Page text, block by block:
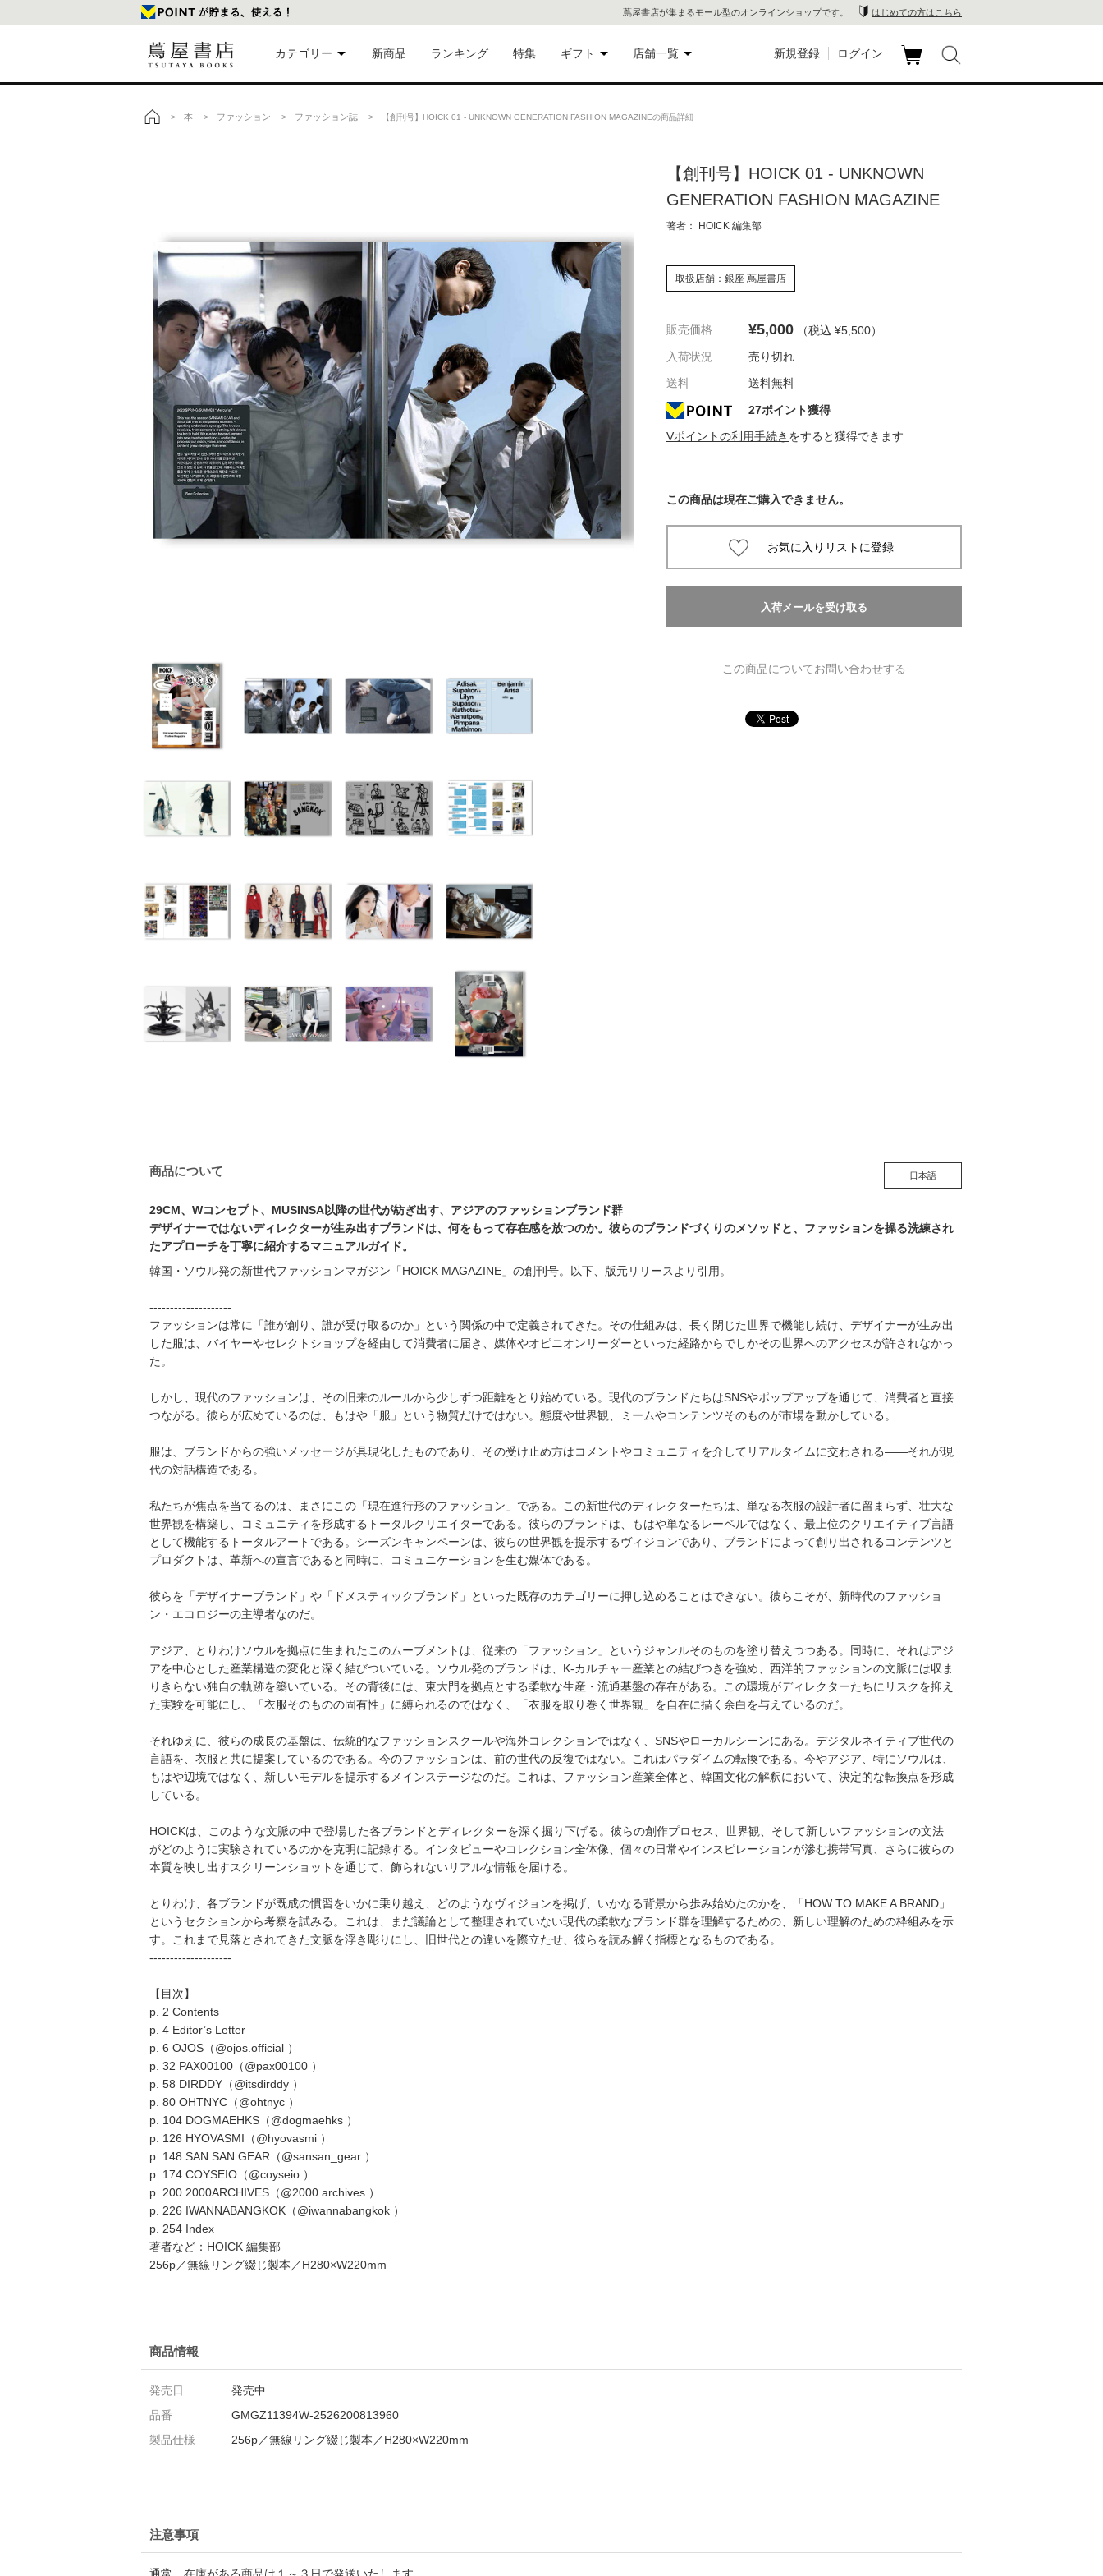
蔦屋書店が集まるモール型のオンラインショップです。 はじめての方はこちら
カテゴリー
美術品
文具
雑貨
家電
食品
新商品 ランキング 特集 ギフト
ギフトにおすすめ
店舗一覧
代官山 蔦
屋書店
書店
六本木 蔦
屋書店
京都 蔦屋
書店
書店
広島 蔦屋
新規登録 ログイン
> 本 > ファッション > ファッション誌 > 【創刊号】HOICK 01 - UNKNOWN GENERATION FASHION MAGAZINEの商品詳細
【創刊号】HOICK 01 - UNKNOWN
GENERATION FASHION MAGAZINE
著者： HOICK 編集部
取扱店舗：銀座 蔦屋書店
販売価格 ¥5,000 （税込 ¥5,500）
入荷状況
売り切れ
送料
送料無料
27ポイント獲得
Vポイントの利用手続き をすると獲得できます
この商品は現在ご購入できません。
この商品についてお問い合わせする
商品について 日本語
29CM、Wコンセプト、MUSINSA以降の世代が紡ぎ出す、アジアのファッションブランド群
デザイナーではないディレクターが生み出すブランドは、何をもって存在感を放つのか。彼らのブランドづくりのメソッドと、ファッションを操る洗練され
たアプローチを丁寧に紹介するマニュアルガイド。
韓国・ソウル発の新世代ファッションマガジン「HOICK MAGAZINE」の創刊号。以下、版元リリースより引用。
--------------------
ファッションは常に「誰が創り、誰が受け取るのか」という関係の中で定義されてきた。その仕組みは、長く閉じた世界で機能し続け、デザイナーが生み出
した服は、バイヤーやセレクトショップを経由して消費者に届き、媒体やオピニオンリーダーといった経路からでしかその世界へのアクセスが許されなかっ
た。
しかし、現代のファッションは、その旧来のルールから少しずつ距離をとり始めている。現代のブランドたちはSNSやポップアップを通じて、消費者と直接
つながる。彼らが広めているのは、もはや「服」という物質だけではない。態度や世界観、ミームやコンテンツそのものが市場を動かしている。
服は、ブランドからの強いメッセージが具現化したものであり、その受け止め方はコメントやコミュニティを介してリアルタイムに交わされる――それが現
代の対話構造である。
私たちが焦点を当てるのは、まさにこの「現在進行形のファッション」である。この新世代のディレクターたちは、単なる衣服の設計者に留まらず、壮大な
世界観を構築し、コミュニティを形成するトータルクリエイターである。彼らのブランドは、もはや単なるレーベルではなく、最上位のクリエイティブ言語
として機能するトータルアートである。シーズンキャンペーンは、彼らの世界観を提示するヴィジョンであり、ブランドによって創り出されるコンテンツと
プロダクトは、革新への宣言であると同時に、コミュニケーションを生む媒体である。
彼らを「デザイナーブランド」や「ドメスティックブランド」といった既存のカテゴリーに押し込めることはできない。彼らこそが、新時代のファッショ
ン・エコロジーの主導者なのだ。
アジア、とりわけソウルを拠点に生まれたこのムーブメントは、従来の「ファッション」というジャンルそのものを塗り替えつつある。同時に、それはアジ
アを中心とした産業構造の変化と深く結びついている。ソウル発のブランドは、K-カルチャー産業との結びつきを強め、西洋的ファッションの文脈には収ま
りきらない独自の軌跡を築いている。その背後には、東大門を拠点とする柔軟な生産・流通基盤の存在がある。この環境がディレクターたちにリスクを抑え
た実験を可能にし、「衣服そのものの固有性」に縛られるのではなく、「衣服を取り巻く世界観」を自在に描く余白を与えているのだ。
それゆえに、彼らの成長の基盤は、伝統的なファッションスクールや海外コレクションではなく、SNSやローカルシーンにある。デジタルネイティブ世代の
言語を、衣服と共に提案しているのである。今のファッションは、前の世代の反復ではない。これはパラダイムの転換である。今やアジア、特にソウルは、
もはや辺境ではなく、新しいモデルを提示するメインステージなのだ。これは、ファッション産業全体と、韓国文化の解釈において、決定的な転換点を形成
している。
HOICKは、このような文脈の中で登場した各ブランドとディレクターを深く掘り下げる。彼らの創作プロセス、世界観、そして新しいファッションの文法
がどのように実験されているのかを克明に記録する。インタビューやコレクション全体像、個々の日常やインスピレーションが滲む携帯写真、さらに彼らの
本質を映し出すスクリーンショットを通じて、飾られないリアルな情報を届ける。
とりわけ、各ブランドが既成の慣習をいかに乗り越え、どのようなヴィジョンを掲げ、いかなる背景から歩み始めたのかを、「HOW TO MAKE A BRAND」
というセクションから考察を試みる。これは、まだ議論として整理されていない現代の柔軟なブランド群を理解するための、新しい理解のための枠組みを示
す。これまで見落とされてきた文脈を浮き彫りにし、旧世代との違いを際立たせ、彼らを読み解く指標となるものである。
--------------------
【目次】
p. 2 Contents
p. 4 Editor’s Letter
p. 6 OJOS（@ojos.official ）
p. 32 PAX00100（@pax00100 ）
p. 58 DIRDDY（@itsdirddy ）
p. 80 OHTNYC（@ohtnyc ）
p. 104 DOGMAEHKS（@dogmaehks ）
p. 126 HYOVASMI（@hyovasmi ）
p. 148 SAN SAN GEAR（@sansan_gear ）
p. 174 COYSEIO（@coyseio ）
p. 200 2000ARCHIVES（@2000.archives ）
p. 226 IWANNABANGKOK（@iwannabangkok ）
p. 254 Index
著者など：HOICK 編集部
256p／無線リング綴じ製本／H280×W220mm
商品情報
発売日
発売中
品番
GMGZ11394W-2526200813960
製品仕様
256p／無線リング綴じ製本／H280×W220mm
注意事項